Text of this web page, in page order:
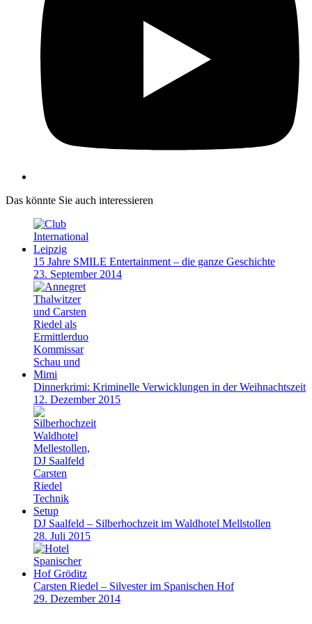
Das könnte Sie auch interessieren
15 Jahre SMILE Entertainment – die ganze Geschichte
23. September 2014
Dinnerkrimi: Kriminelle Verwicklungen in der Weihnachtszeit
12. Dezember 2015
DJ Saalfeld – Silberhochzeit im Waldhotel Mellstollen
28. Juli 2015
Carsten Riedel – Silvester im Spanischen Hof
29. Dezember 2014